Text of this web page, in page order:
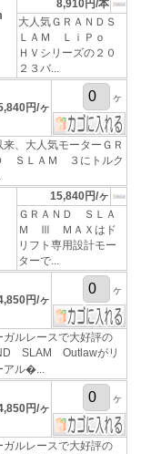
8,910円/本
大人気ＧＲＡＮＤＳ
ＬＡＭ ＬｉＰｏ
ＨＶシリーズの２０
２３バ...
円/ヶ
ヶ
来、大人気モーターＧＲ
ＳＬＡＭ ３にトルク
15,840円/ヶ
ＧＲＡＮＤ ＳＬＡ
Ｍ Ⅲ ＭＡＸはド
リフト専用設計モー
ターで...
円/ヶ
ヶ
ガルレースで大好評の
SLAM Outlawがリ
アル�...
円/ヶ
ヶ
ガルレースで大好評の